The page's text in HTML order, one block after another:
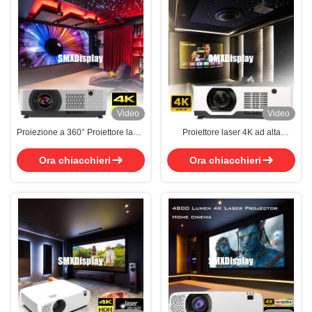
Video
Proiezione a 360° Proiettore laser
cinematografico 4k per grandi
sale
Ora chiacchieri
Video
Proiettore laser 4K ad alta
cinema domestico
Ora chiacchieri